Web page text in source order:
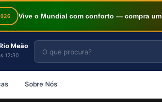
Vive o Mundial com conforto — compra um
Meão
12:30
Sobre Nós